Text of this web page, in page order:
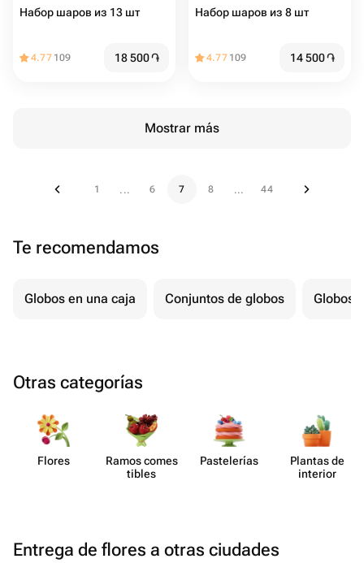
Набор шаров из 13 шт
4.77 109 18 500֏
Набор шаров из 8 шт
4.77 109 14 500֏
Mostrar más
1 ... 6 7 8 ... 44
Te recomendamos
Globos en una caja Conjuntos de globos Globos
Otras categorías
Flores
Ramos comes​
tibles
Paste​lerías
Plantas de
interior
Entrega de flores a otras ciudades